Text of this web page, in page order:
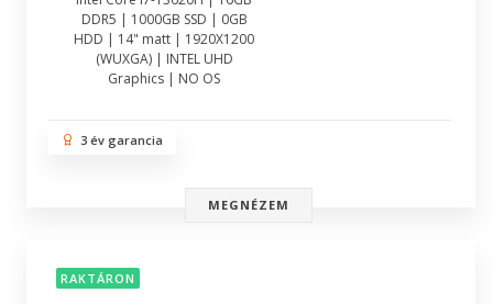
DDR5 | 1000GB SSD | 0GB
HDD | 14" matt | 1920X1200
(WUXGA) | INTEL UHD
Graphics | NO OS
3 év garancia
MEGNÉZEM
RAKTÁRON